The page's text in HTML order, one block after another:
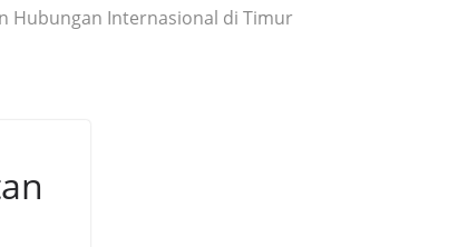
Hubungan Internasional di Timur